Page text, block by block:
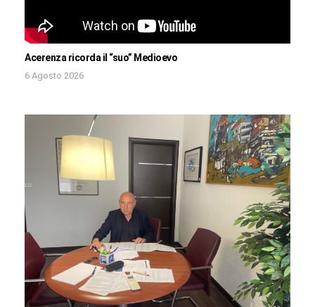
Acerenza ricorda il “suo” Medioevo
6 Agosto 2026